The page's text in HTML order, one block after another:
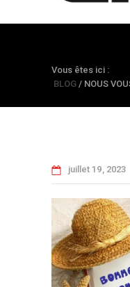
Vous êtes ici :
BLOG / NOUS
juillet 19 2023